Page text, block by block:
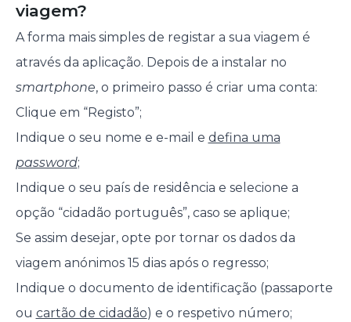
viagem?
A forma mais simples de registar a sua viagem é
através da aplicação. Depois de a instalar no
smartphone, o primeiro passo é criar uma conta:
Clique em “Registo”;
Indique o seu nome e e-mail e defina uma
password;
Indique o seu país de residência e selecione a
opção “cidadão português”, caso se aplique;
Se assim desejar, opte por tornar os dados da
viagem anónimos 15 dias após o regresso;
Indique o documento de identificação (passaporte
ou cartão de cidadão) e o respetivo número;